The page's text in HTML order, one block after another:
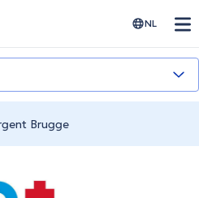
NL
Brugge